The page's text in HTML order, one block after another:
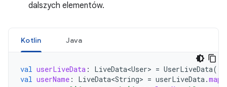
dalszych elementów.
Kotlin Java
val userLiveData : LiveData<User> = UserLiveData()
val userName : LiveData<String> = userLiveData.map